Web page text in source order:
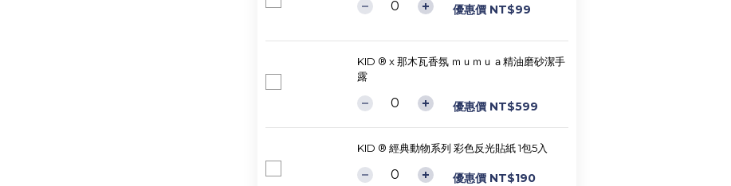
優惠價 NT$99
KID ® x 那木瓦香氛 ｍｕｍｕａ精油磨砂潔手
露
優惠價 NT$599
KID ® 經典動物系列 彩色反光貼紙 1包5入
優惠價 NT$190